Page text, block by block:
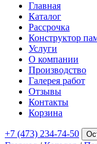
Главная
Каталог
Рассрочка
Конструктор
Услуги
О компании
Производство
Галерея работ
Отзывы
Контакты
Корзина
+7 (473) 234-74-50